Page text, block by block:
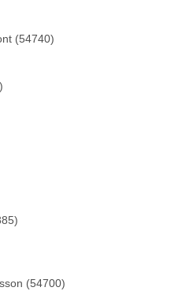
(54740)
(54700)